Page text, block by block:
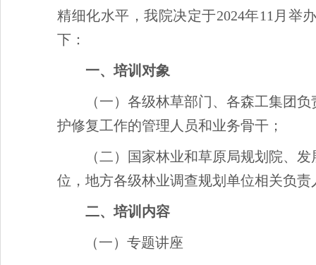
精细化水平，我院决定于2024年11月举
下：
一、培训对象
（一）各级林草部门、各森工集团
护修复工作的管理人员和业务骨干；
（二）国家林业和草原局规划院、
位，地方各级林业调查规划单位相关负
二、培训内容
（一）专题讲座